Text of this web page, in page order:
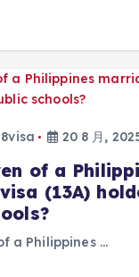
20 8 月,
of a
(13A)
a Philippines …